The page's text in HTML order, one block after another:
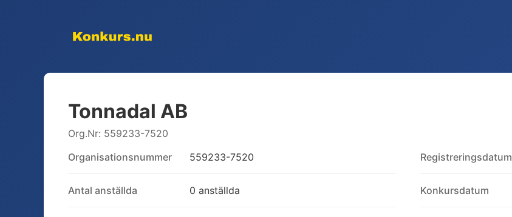
Tonnadal AB
Org.Nr: 559233-7520
Organisationsnummer
559233-7520
Antal anställda 0 anställda
Registreringsdatum
Konkursdatum